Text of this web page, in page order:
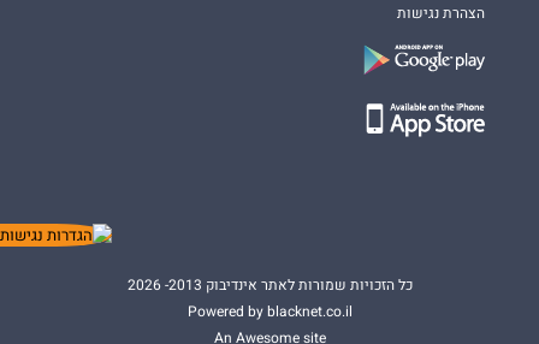
הצהרת נגישות
כל הזכויות שמורות לאתר אינדיבוק 2013- 2026
Powered by blacknet.co.il
An Awesome site